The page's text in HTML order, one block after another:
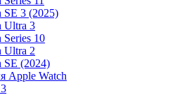
SE 3 (2025)
Ultra 3
Series 10
Ultra 2
SE (2024)
Apple Watch